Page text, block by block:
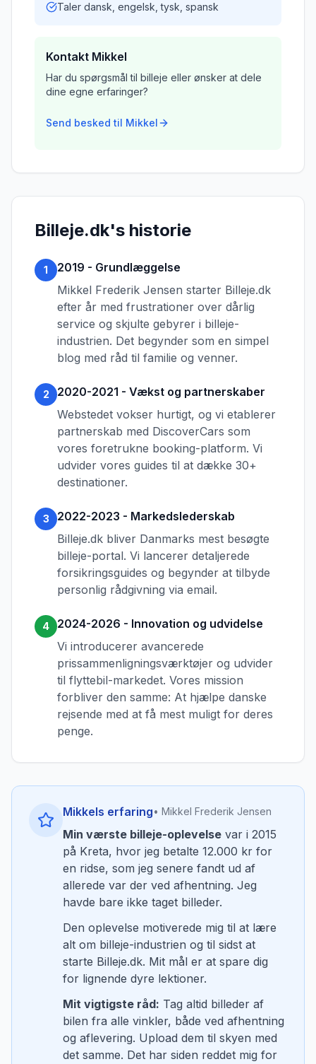
Taler dansk, engelsk, tysk, spansk
Kontakt Mikkel
Har du spørgsmål til billeje eller ønsker at dele
dine egne erfaringer?
Send besked til Mikkel
Billeje.dk's historie
1
2019 - Grundlæggelse
Mikkel Frederik Jensen starter Billeje.dk
efter år med frustrationer over dårlig
service og skjulte gebyrer i billeje-
industrien. Det begynder som en simpel
blog med råd til familie og venner.
2
2020-2021 - Vækst og partnerskaber
Webstedet vokser hurtigt, og vi etablerer
partnerskab med DiscoverCars som
vores foretrukne booking-platform. Vi
udvider vores guides til at dække 30+
destinationer.
3
2022-2023 - Markedslederskab
Billeje.dk bliver Danmarks mest besøgte
billeje-portal. Vi lancerer detaljerede
forsikringsguides og begynder at tilbyde
personlig rådgivning via email.
4
2024-2026 - Innovation og udvidelse
Vi introducerer avancerede
prissammenligningsværktøjer og udvider
til flyttebil-markedet. Vores mission
forbliver den samme: At hjælpe danske
rejsende med at få mest muligt for deres
penge.
Mikkels erfaring• Mikkel Frederik Jensen
Min værste billeje-oplevelse var i 2015
på Kreta, hvor jeg betalte 12.000 kr for
en ridse, som jeg senere fandt ud af
allerede var der ved afhentning. Jeg
havde bare ikke taget billeder.
Den oplevelse motiverede mig til at lære
alt om billeje-industrien og til sidst at
starte Billeje.dk. Mit mål er at spare dig
for lignende dyre lektioner.
Mit vigtigste råd: Tag altid billeder af
bilen fra alle vinkler, både ved afhentning
og aflevering. Upload dem til skyen med
det samme. Det har siden reddet mig for